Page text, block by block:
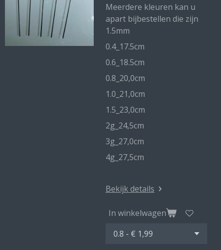
Meerdere kleuren kan u
apart bijbestellen die zijn
1.5mm
0.4_17.5cm
0.6_18.5cm
0.8_20,0cm
1.0_21,0cm
1.5_23,0cm
2g_24,5cm
3g_27,0cm
4g_27,5cm
Bekijk details
In winkelwagen